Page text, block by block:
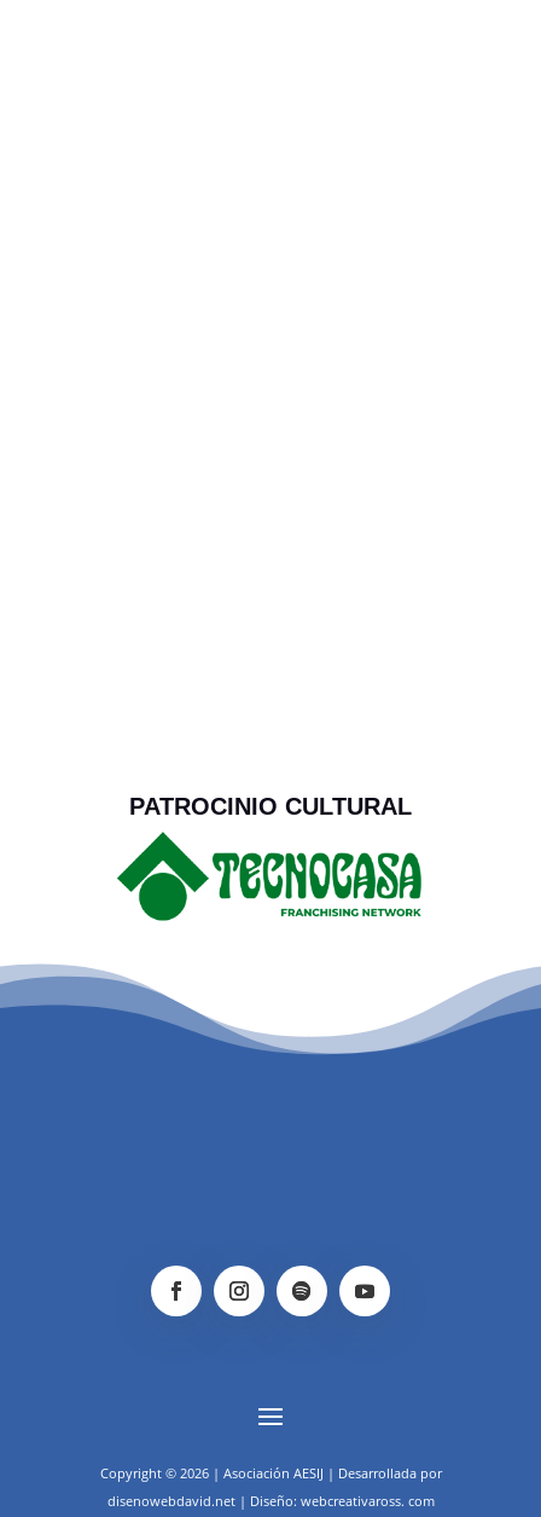
PATROCINIO CULTURAL
Copyright © 2026 | Asociación AESIJ | Desarrollada por
disenowebdavid.net | Diseño: webcreativaross. com